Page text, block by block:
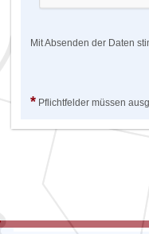
Mit Absenden der Daten
* Pflichtfelder müssen